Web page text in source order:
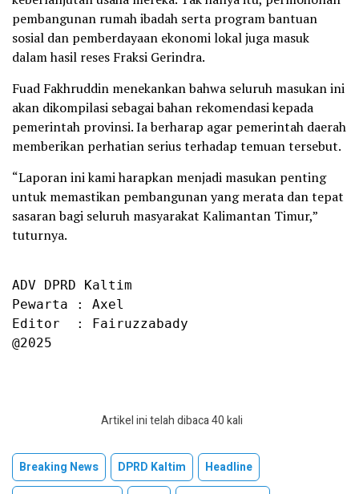
pembangunan rumah ibadah serta program bantuan
sosial dan pemberdayaan ekonomi lokal juga masuk
dalam hasil reses Fraksi Gerindra.
Fuad Fakhruddin menekankan bahwa seluruh masukan ini
akan dikompilasi sebagai bahan rekomendasi kepada
pemerintah provinsi. Ia berharap agar pemerintah daerah
memberikan perhatian serius terhadap temuan tersebut.
“Laporan ini kami harapkan menjadi masukan penting
untuk memastikan pembangunan yang merata dan tepat
sasaran bagi seluruh masyarakat Kalimantan Timur,”
tuturnya.
ADV DPRD Kaltim
Pewarta : Axel
Editor  : Fairuzzabady
@2025
Artikel ini telah dibaca 40 kali
Breaking News DPRD Kaltim
Headline